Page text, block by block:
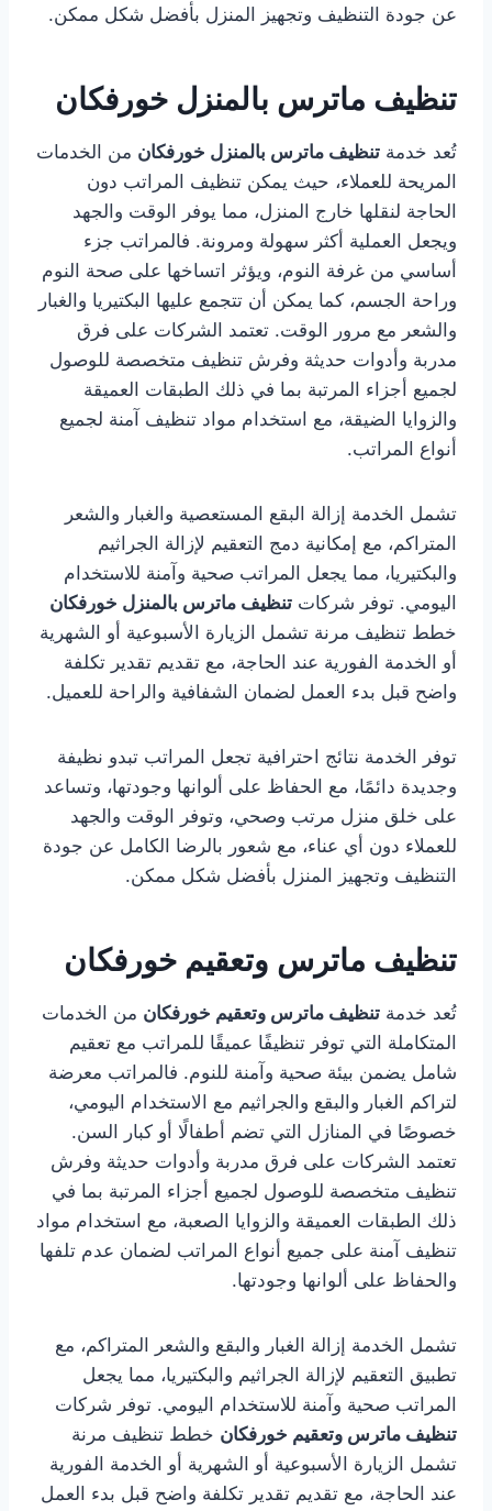
عن جودة التنظيف وتجهيز المنزل بأفضل شكل ممكن.
تنظيف ماترس بالمنزل خورفكان
تُعد خدمة تنظيف ماترس بالمنزل خورفكان من الخدمات
المريحة للعملاء، حيث يمكن تنظيف المراتب دون
الحاجة لنقلها خارج المنزل، مما يوفر الوقت والجهد
ويجعل العملية أكثر سهولة ومرونة. فالمراتب جزء
أساسي من غرفة النوم، ويؤثر اتساخها على صحة النوم
وراحة الجسم، كما يمكن أن تتجمع عليها البكتيريا والغبار
والشعر مع مرور الوقت. تعتمد الشركات على فرق
مدربة وأدوات حديثة وفرش تنظيف متخصصة للوصول
لجميع أجزاء المرتبة بما في ذلك الطبقات العميقة
والزوايا الضيقة، مع استخدام مواد تنظيف آمنة لجميع
أنواع المراتب.
تشمل الخدمة إزالة البقع المستعصية والغبار والشعر
المتراكم، مع إمكانية دمج التعقيم لإزالة الجراثيم
والبكتيريا، مما يجعل المراتب صحية وآمنة للاستخدام
اليومي. توفر شركات تنظيف ماترس بالمنزل خورفكان
خطط تنظيف مرنة تشمل الزيارة الأسبوعية أو الشهرية
أو الخدمة الفورية عند الحاجة، مع تقديم تقدير تكلفة
واضح قبل بدء العمل لضمان الشفافية والراحة للعميل.
توفر الخدمة نتائج احترافية تجعل المراتب تبدو نظيفة
وجديدة دائمًا، مع الحفاظ على ألوانها وجودتها، وتساعد
على خلق منزل مرتب وصحي، وتوفر الوقت والجهد
للعملاء دون أي عناء، مع شعور بالرضا الكامل عن جودة
التنظيف وتجهيز المنزل بأفضل شكل ممكن.
تنظيف ماترس وتعقيم خورفكان
تُعد خدمة تنظيف ماترس وتعقيم خورفكان من الخدمات
المتكاملة التي توفر تنظيفًا عميقًا للمراتب مع تعقيم
شامل يضمن بيئة صحية وآمنة للنوم. فالمراتب معرضة
لتراكم الغبار والبقع والجراثيم مع الاستخدام اليومي،
خصوصًا في المنازل التي تضم أطفالًا أو كبار السن.
تعتمد الشركات على فرق مدربة وأدوات حديثة وفرش
تنظيف متخصصة للوصول لجميع أجزاء المرتبة بما في
ذلك الطبقات العميقة والزوايا الصعبة، مع استخدام مواد
تنظيف آمنة على جميع أنواع المراتب لضمان عدم تلفها
والحفاظ على ألوانها وجودتها.
تشمل الخدمة إزالة الغبار والبقع والشعر المتراكم، مع
تطبيق التعقيم لإزالة الجراثيم والبكتيريا، مما يجعل
المراتب صحية وآمنة للاستخدام اليومي. توفر شركات
تنظيف ماترس وتعقيم خورفكان خطط تنظيف مرنة
تشمل الزيارة الأسبوعية أو الشهرية أو الخدمة الفورية
عند الحاجة، مع تقديم تقدير تكلفة واضح قبل بدء العمل